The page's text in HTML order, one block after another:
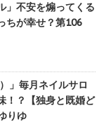
」不安を煽ってくる
ちが幸せ？第106
」毎月ネイルサロ
！？【独身と既婚ど
りゆ